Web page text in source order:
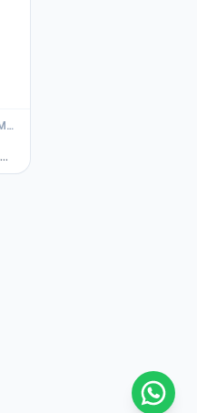
INTERRUPTOR TERMOMAG SCHNEIDER IC60N 10KA